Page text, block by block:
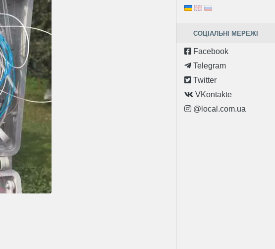
СОЦІАЛЬНІ МЕРЕЖІ
Facebook
Telegram
Twitter
VKontakte
@local.com.ua